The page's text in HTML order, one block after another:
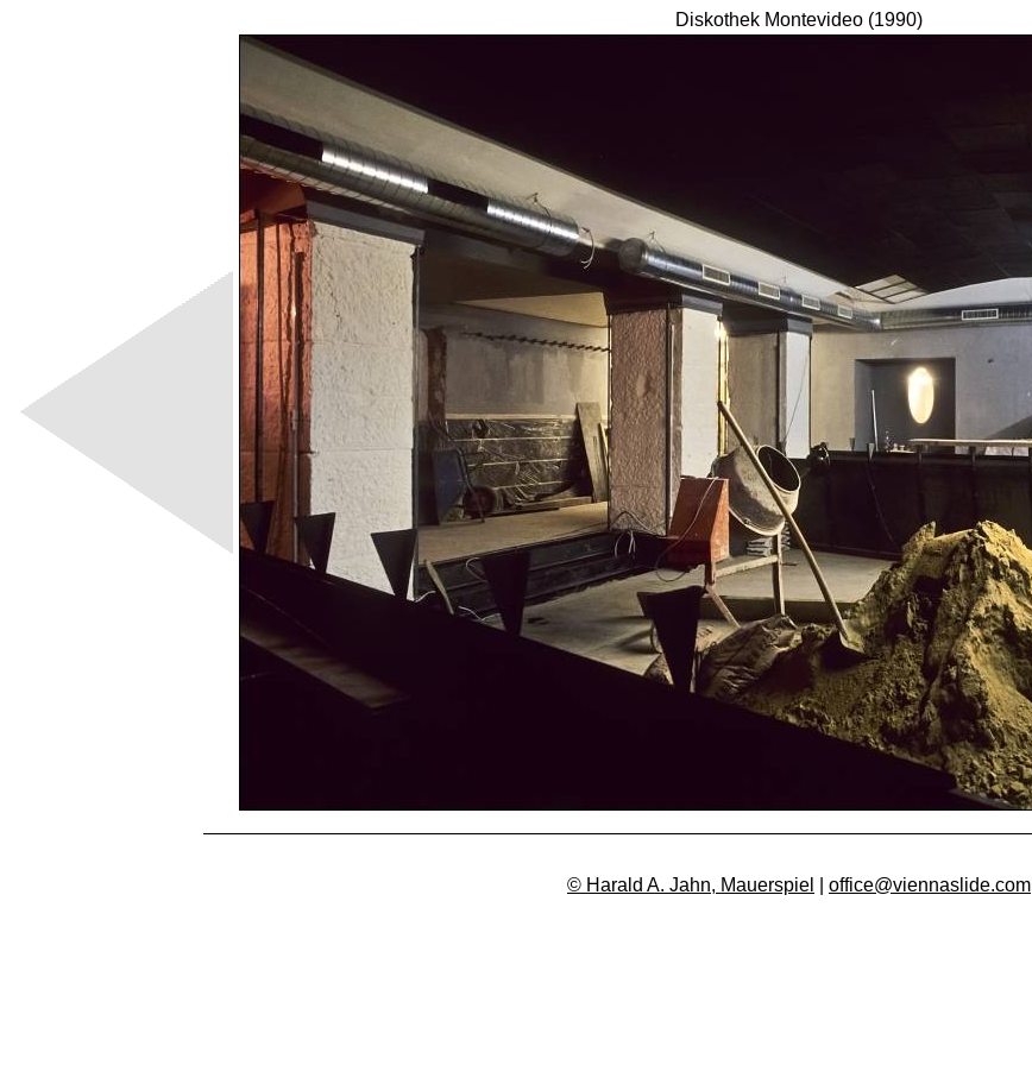
Diskothek Montevideo (1990)
© Harald A. Jahn, Mauerspiel office@viennaslide.com